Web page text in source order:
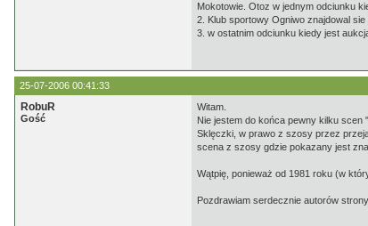
Mokotowie. Otoz w jednym odciunku
2. Klub sportowy Ogniwo znajdowal sie
3. w ostatnim odciunku kiedy jest
25-07-2006 00:41:33
RobuR
Gość
Witam.
Nie jestem do końca pewny kilku
Sklęczki, w prawo z szosy przez
scena z szosy gdzie pokazany jest
Wątpię, ponieważ od 1981 roku (w
Pozdrawiam serdecznie autorów